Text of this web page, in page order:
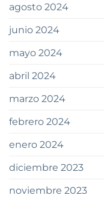
agosto 2024
junio 2024
mayo 2024
abril 2024
marzo 2024
febrero 2024
enero 2024
diciembre 2023
noviembre 2023